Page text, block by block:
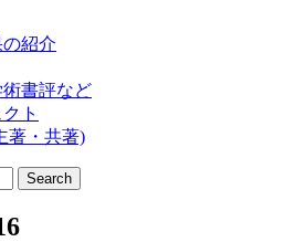
紹介
書評など
ト
著・共著)